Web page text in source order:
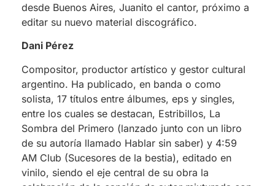
desde Buenos Aires, Juanito el cantor, próximo a
editar su nuevo material discográfico.
Dani Pérez
Compositor, productor artístico y gestor cultural
argentino. Ha publicado, en banda o como
solista, 17 títulos entre álbumes, eps y singles,
entre los cuales se destacan, Estribillos, La
Sombra del Primero (lanzado junto con un libro
de su autoría llamado Hablar sin saber) y 4:59
AM Club (Sucesores de la bestia), editado en
vinilo, siendo el eje central de su obra la